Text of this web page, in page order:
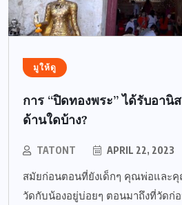
มูให้ดู
การ “ปิดทองพระ” ได้รับอานิ
ด้านใดบ้าง?
TATONT APRIL 22, 2023
สมัยก่อนตอนที่ยังเด็กๆ คุณพ่อและ
วัดกับน้องอยู่บ่อยๆ ตอนมาถึงที่วัดก่